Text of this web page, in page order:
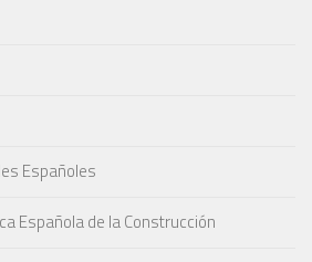
Españoles
Española de la Construcción